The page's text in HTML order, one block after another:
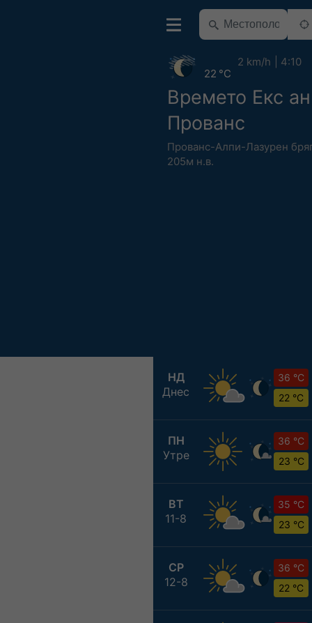
Времето Екс ан
Прованс
Прованс-Алпи-Лазурен
205м н.в.
22 °C
2 km/h 4:10
НД
Днес
36 °C
22 °C
ПН
Утре
36 °C
23 °C
ВТ
11-8
35 °C
23 °C
СР
12-8
36 °C
22 °C